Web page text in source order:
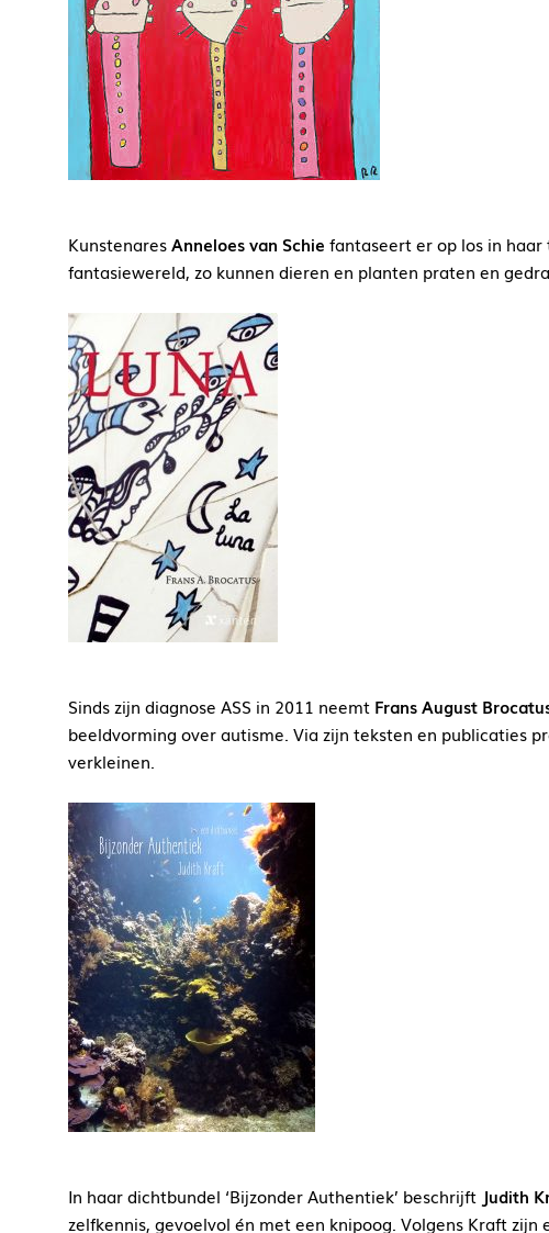
KunstenaresAnneloes van Schie fantaseert er op los in
fantasiewereld, zo kunnen dieren en planten praten en
Sinds zijn diagnose ASS in 2011 neemt Frans August
beeldvorming over autisme. Via zijn teksten en publicaties
verkleinen.
In haar dichtbundel ‘Bijzonder Authentiek’ beschrijft Judith
zelfkennis, gevoelvol én met een knipoog. Volgens Kraft